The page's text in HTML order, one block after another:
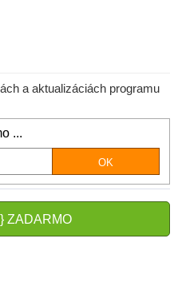
a aktualizáciách programu
...
ZADARMO